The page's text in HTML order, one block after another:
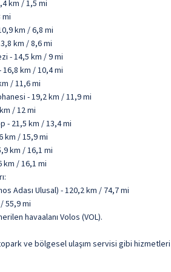
km / 1,5 mi
mi
km / 6,8 mi
km / 8,6 mi
- 14,5 km / 9 mi
km / 10,4 mi
/ 11,6 mi
- 19,2 km / 11,9 mi
/ 12 mi
- 21,5 km / 13,4 mi
km / 15,9 mi
km / 16,1 mi
km / 16,1 mi
Adası Ulusal) - 120,2 km / 74,7 mi
55,9 mi
havaalanı Volos (VOL).
ve bölgesel ulaşım servisi gibi